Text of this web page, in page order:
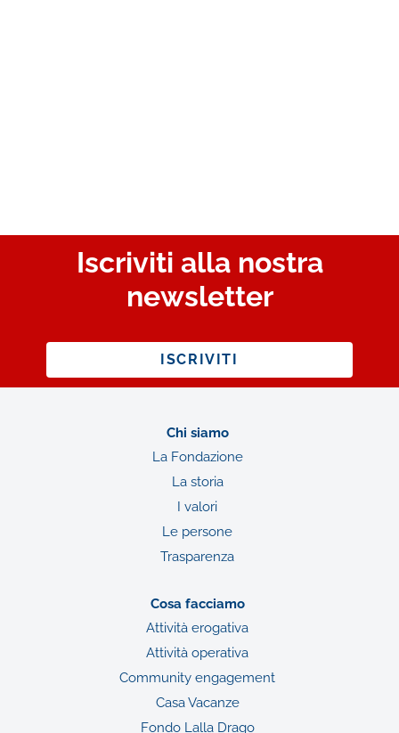
Iscriviti alla nostra
newsletter
ISCRIVITI
Chi siamo
La Fondazione
La storia
I valori
Le persone
Trasparenza
Cosa facciamo
Attività erogativa
Attività operativa
Community engagement
Casa Vacanze
Fondo Lalla Drago